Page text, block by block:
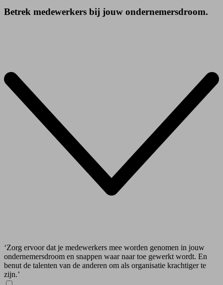
Betrek medewerkers bij jouw ondernemersdroom.
‘Zorg ervoor dat je medewerkers mee worden genomen in jouw
ondernemersdroom en snappen waar naar toe gewerkt wordt. En
benut de talenten van de anderen om als organisatie krachtiger te
zijn.’